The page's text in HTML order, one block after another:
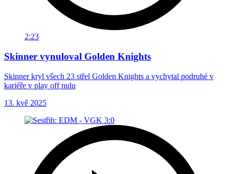
2:23
Skinner vynuloval Golden Knights
Skinner kryl všech 23 střel Golden Knights a vychytal podruhé v
kariéře v play off nulu
13. kvě 2025